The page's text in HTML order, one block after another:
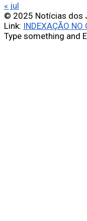
« jul
© 2025 Notícias dos
Link: INDEXAÇÃO NO
Type something and